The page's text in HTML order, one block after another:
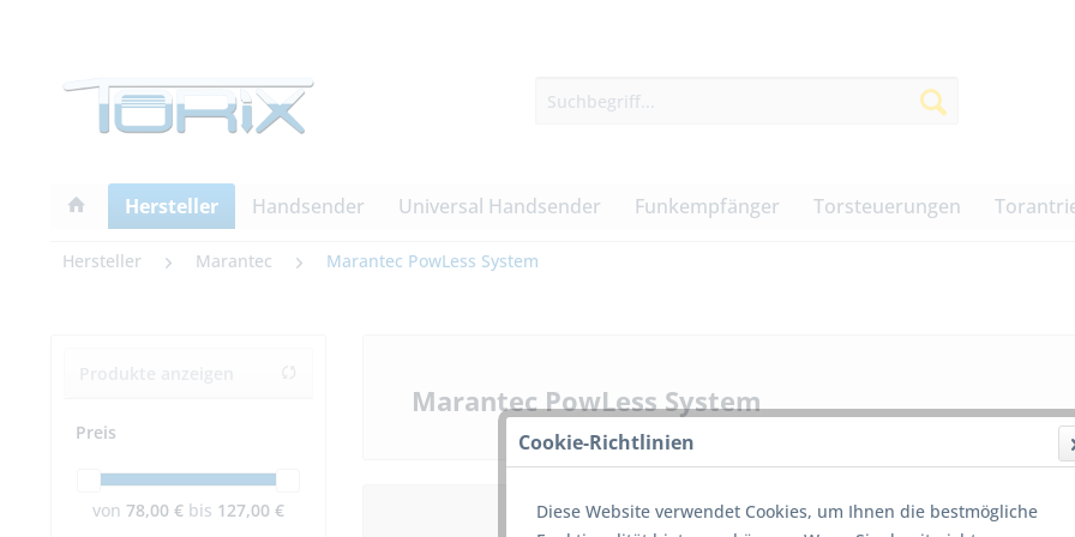
Hersteller Handsender Universal Handsender Funkempfänger Torsteuerungen
Hersteller Marantec Marantec PowLess System
Preis
von 78,00 € bis 127,00 €
Marantec PowLess System
Cookie-Richtlinien
Diese Website verwendet Cookies, um Ihnen die bestmögliche